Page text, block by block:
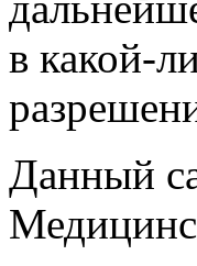
в какой-
Данный